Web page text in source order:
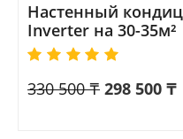
Настенный
Inverter на 30-35м²
330 500 ₸ 298 500 ₸